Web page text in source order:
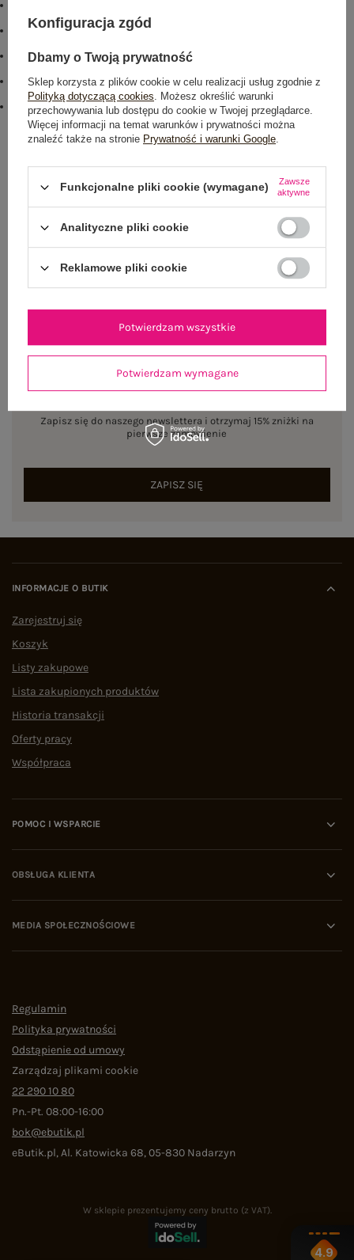
serek / dekolt V
#cechy dodatkowe:
#sposób prania :
emblemat_FP:
txt_COTTON COMFORT#546070#FFFFFF dół,lewo ,col
#modelka:
Modelka ma na sobie rozmiar S/M. Wymiary modelki: wzrost 168 cm,
biust 88 cm, talia 61 cm, biodra 89 cm
Centrum Logistyczne Nadarzyn
Dostępny
Rozmiar: L/XL
Dostępny
NEWSLETTER
Zapisz się do naszego newslettera i otrzymaj 15% zniżki na
pierwsze zamówienie
ZAPISZ SIĘ
INFORMACJE O BUTIK
Zarejestruj się
Koszyk
Listy zakupowe
Lista zakupionych produktów
Historia transakcji
Oferty pracy
Współpraca
POMOC I WSPARCIE
OBSŁUGA KLIENTA
MEDIA SPOŁECZNOŚCIOWE
Regulamin
Polityka prywatności
Odstąpienie od umowy
Zarządzaj plikami cookie
22 290 10 80
Pn.-Pt. 08:00-16:00
bok@ebutik.pl
eButik.pl,Al. Katowicka 68,05-830 Nadarzyn
W sklepie prezentujemy ceny brutto (z VAT).
4.9
Konfiguracja zgód
Dbamy o Twoją prywatność
Sklep korzysta z plików cookie w celu realizacji usług zgodnie z
Polityką dotyczącą cookies. Możesz określić warunki
przechowywania lub dostępu do cookie w Twojej przeglądarce.
Więcej informacji na temat warunków i prywatności można
znaleźć także na stronie Prywatność i warunki Google.
Funkcjonalne pliki cookie (wymagane)
Zawsze
aktywne
Analityczne pliki cookie
Reklamowe pliki cookie
Potwierdzam wymagane
Potwierdzam wszystkie